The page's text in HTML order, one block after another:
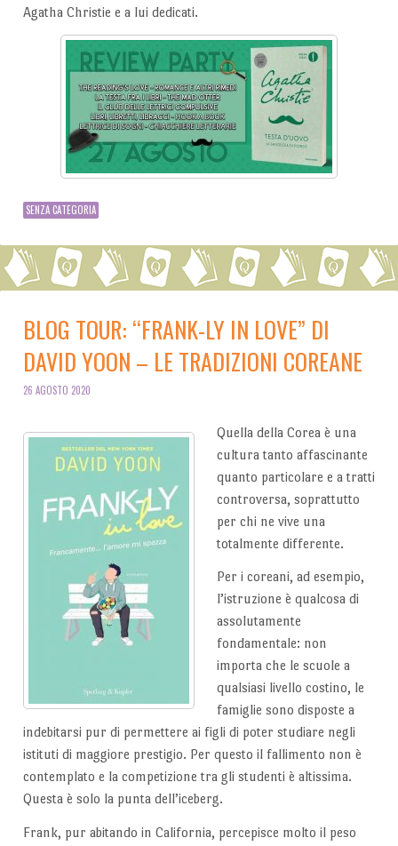
Agatha Christie e a lui dedicati.
SENZA CATEGORIA
BLOG TOUR: “FRANK-LY IN LOVE” DI
DAVID YOON – LE TRADIZIONI COREANE
26 AGOSTO 2020
Quella della Corea è una
cultura tanto affascinante
quanto particolare e a tratti
controversa, soprattutto
per chi ne vive una
totalmente differente.
Per i coreani, ad esempio,
l’istruzione è qualcosa di
assolutamente
fondamentale: non
importa che le scuole a
qualsiasi livello costino, le
famiglie sono disposte a
indebitarsi pur di permettere ai figli di poter studiare negli
istituti di maggiore prestigio. Per questo il fallimento non è
contemplato e la competizione tra gli studenti è altissima.
Questa è solo la punta dell’iceberg.
Frank, pur abitando in California, percepisce molto il peso